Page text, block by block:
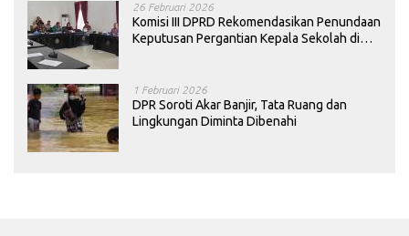
26 Februari 2026
Komisi III DPRD Rekomendasikan Penundaan
Keputusan Pergantian Kepala Sekolah di
1 Februari 2026
DPR Soroti Akar Banjir, Tata Ruang dan
Lingkungan Diminta Dibenahi